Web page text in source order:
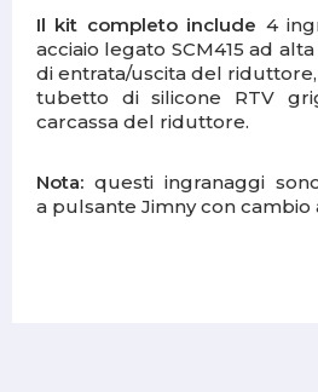
Il kit completo include 4
acciaio legato SCM415 ad
di entrata/uscita del riduttore,
tubetto di silicone RTV
carcassa del riduttore.
Nota: questi ingranaggi
a pulsante Jimny con cambio